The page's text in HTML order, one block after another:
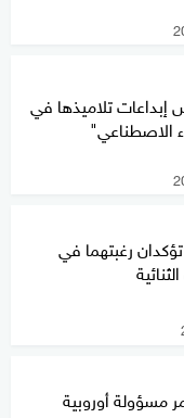
تلاميذها في
الاصطناعي"
رغبتهما في
مسؤولة أوروبية